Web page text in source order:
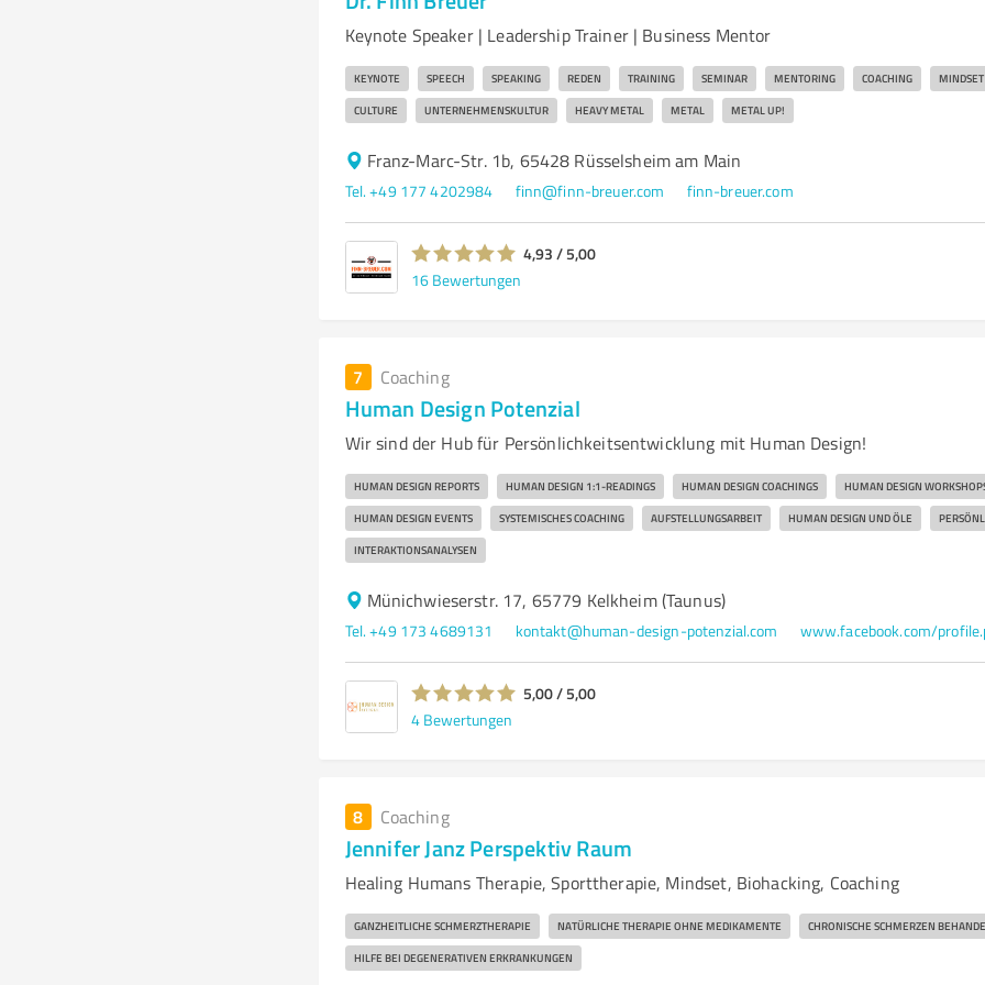
Keynote Speaker | Leadership Trainer | Business Mentor
KEYNOTE SPEECH SPEAKING REDEN TRAINING SEMINAR MENTORING COACHING MINDSET
CULTURE UNTERNEHMENSKULTUR HEAVY METAL METAL METAL UP!
Franz-Marc-Str. 1b, 65428 Rüsselsheim am Main
Tel. +49 177 4202984 finn@finn-breuer.com finn-breuer.com
4,93 / 5,00
16 Bewertungen
7 Coaching
Human Design Potenzial
Wir sind der Hub für Persönlichkeitsentwicklung mit Human Design!
HUMAN DESIGN REPORTS HUMAN DESIGN 1:1-READINGS HUMAN DESIGN COACHINGS HUMAN DESIGN
HUMAN DESIGN EVENTS SYSTEMISCHES COACHING AUFSTELLUNGSARBEIT HUMAN DESIGN UND ÖLE
INTERAKTIONSANALYSEN
Münichwieserstr. 17, 65779 Kelkheim (Taunus)
Tel. +49 173 4689131 kontakt@human-design-potenzial.com
5,00 / 5,00
4 Bewertungen
8 Coaching
Jennifer Janz Perspektiv Raum
Healing Humans Therapie, Sporttherapie, Mindset, Biohacking, Coaching
GANZHEITLICHE SCHMERZTHERAPIE NATÜRLICHE THERAPIE OHNE MEDIKAMENTE CHRONISCHE SCHMERZEN
HILFE BEI DEGENERATIVEN ERKRANKUNGEN